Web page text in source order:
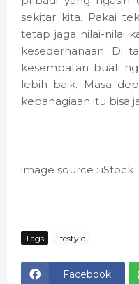
sekitar kita. Pakai
tetap jaga nilai-nilai
kesederhanaan. Di
kesempatan buat
lebih baik. Masa
kebahagiaan itu bisa
image source : iStock
Tags lifestyle
Facebook